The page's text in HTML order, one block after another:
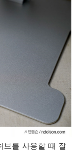
브를 사용할 때 잘